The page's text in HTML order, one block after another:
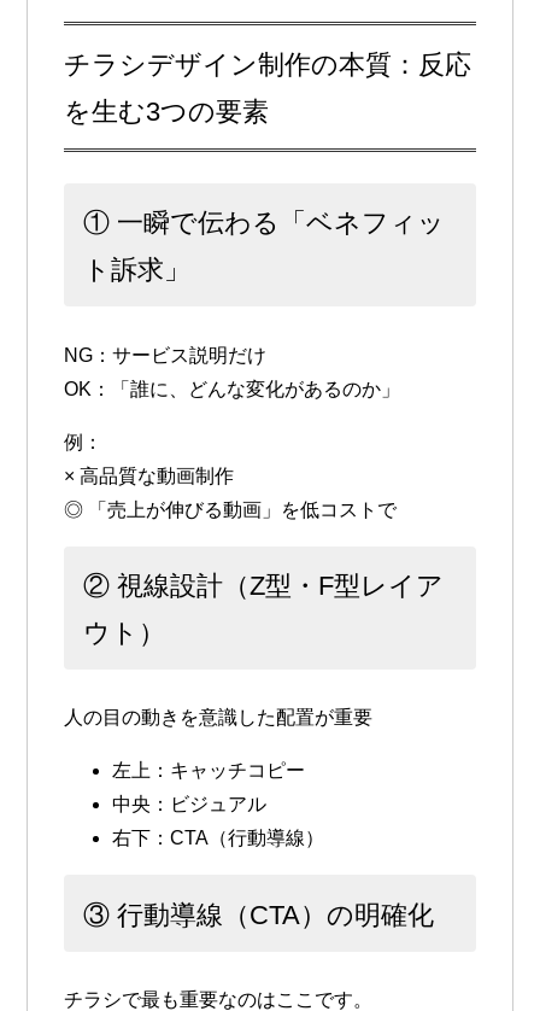
チラシデザイン制作の本質：反応
を生む3つの要素
① 一瞬で伝わる「ベネフィッ
ト訴求」
NG：サービス説明だけ
OK：
「誰に、どんな変化があるのか」
例：
× 高品質な動画制作
◎ 「売上が伸びる動画」を低コストで
② 視線設計（Z型・F型レイア
ウト）
人の目の動きを意識した配置が重要
左上：キャッチコピー
中央：ビジュアル
右下：CTA（行動導線）
③ 行動導線（CTA）の明確化
チラシで最も重要なのはここです。